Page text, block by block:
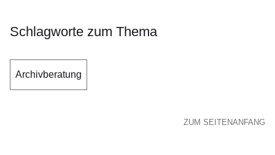
Schlagworte zum Thema
Archivberatung
ZUM SEITENANFANG